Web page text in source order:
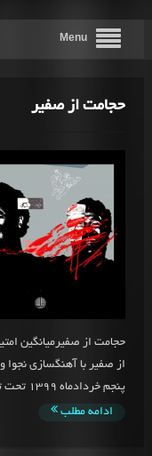
Menu
حجامت از صفیر
از صفیر با آهنگسازی
پنجم خردادماه 1399 تحت تشکل ملّی منتشر شد. طراح جلد این اثر ع...
ادامه مطلب